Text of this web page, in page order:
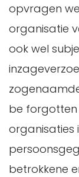
opvragen
organisatie
ook wel
be forgotten
organisaties
betrokkene